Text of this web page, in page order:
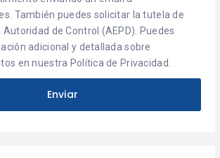
También puedes solicitar la tutela de
de Control (AEPD). Puedes
adicional y detallada sobre
en nuestra Política de Privacidad.